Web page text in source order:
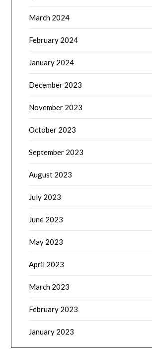
March 2024
February 2024
January 2024
December 2023
November 2023
October 2023
September 2023
August 2023
July 2023
June 2023
May 2023
April 2023
March 2023
February 2023
January 2023